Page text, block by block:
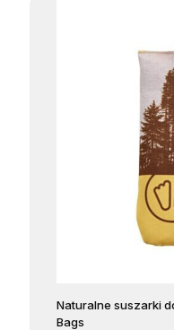
Naturalne suszarki
Bags